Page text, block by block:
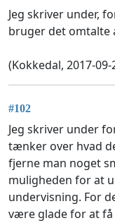
Jeg skriver under,
bruger det omtalte
(Kokkedal, 2017-09-
#102
Jeg skriver under
tænker over hvad
fjerne man noget
muligheden for at
undervisning. For
være glade for at få